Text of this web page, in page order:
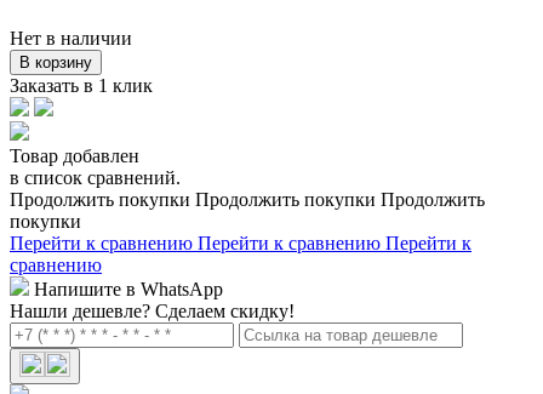
Нет в наличии
В корзину
Заказать в 1 клик
Товар добавлен
в список сравнений.
Продолжить покупки Продолжить покупки Продолжить
покупки
Перейти к сравнению Перейти к сравнению Перейти к
сравнению
Напишите в WhatsApp
Нашли дешевле? Сделаем скидку!